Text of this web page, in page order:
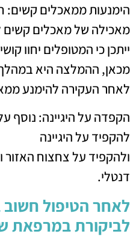
הימנעות ממאכלים קשים:
מאכילה של מאכלים
ייתכן כי המטופלים יחוו
מכאן, ההמלצה היא
לאחר העקירה להימנע
הקפדה על היגיינה: נוסף
להקפיד על היגיינה
ולהקפיד על צחצוח האזור
דנטלי.
לאחר הטיפול חשוב
לביקורת במרפאת